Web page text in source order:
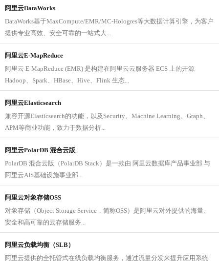
阿里云DataWorks
DataWorks基于MaxCompute/EMR/MC-Hologres等大数据计算引擎，为客户
提供专业高效、安全可靠的一站式大...
阿里云E-MapReduce
阿里云 E-MapReduce (EMR) 是构建在阿里云云服务器 ECS 上的开源
Hadoop、Spark、HBase、Hive、Flink 生态...
阿里云Elasticsearch
兼容开源Elasticsearch的功能，以及Security、Machine Learning、Graph、
APM等商业功能，致力于数据分析...
阿里云PolarDB 混合云版
PolarDB 混合云版（PolarDB Stack）是一款由 阿里云数据库产品事业部 与
阿里云AIS基础设施事业部...
阿里云对象存储OSS
对象存储（Object Storage Service，简称OSS）是阿里云对外提供的海量、
安全和高可靠的云存储服务...
阿里云负载均衡（SLB）
阿里云提供的全托管式在线负载均衡服务，通过流量分发来提升应用系统